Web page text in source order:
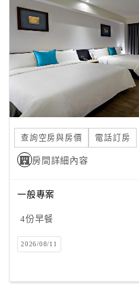
房
收
合
作
提
案
店
作
查詢空房與房價 電話訂房
房間詳細內容
一般專案
4份早餐
2026/08/11